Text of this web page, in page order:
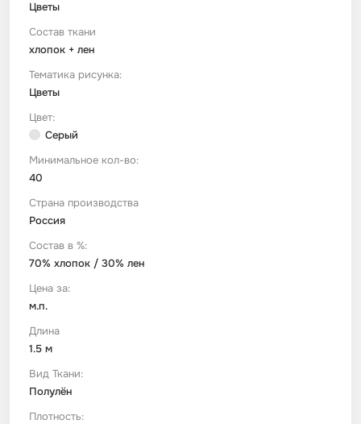
Цветы
Состав ткани
хлопок + лен
Тематика рисунка:
Цветы
Цвет:
Серый
Минимальное кол-во:
40
Страна производства
Россия
Состав в %:
70% хлопок / 30% лен
Цена за:
м.п.
Длина
1.5 м
Вид Ткани:
Полулён
Плотность:
Шелк Армани
Штапель